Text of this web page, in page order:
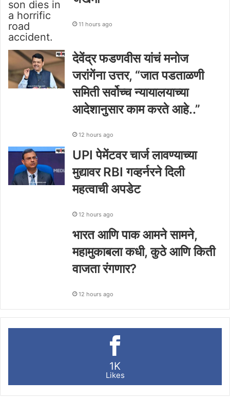
11 hours ago
देवेंद्र फडणवीस यांचं मनोज
जरांगेंना उत्तर, “जात पडताळणी
समिती सर्वोच्च न्यायालयाच्या
आदेशानुसार काम करते आहे..”
12 hours ago
UPI पेमेंटवर चार्ज लावण्याच्या
मुद्यावर RBI गव्हर्नरने दिली
महत्वाची अपडेट
12 hours ago
भारत आणि पाक आमने सामने,
महामुकाबला कधी, कुठे आणि किती
वाजता रंगणार?
12 hours ago
1K
Likes